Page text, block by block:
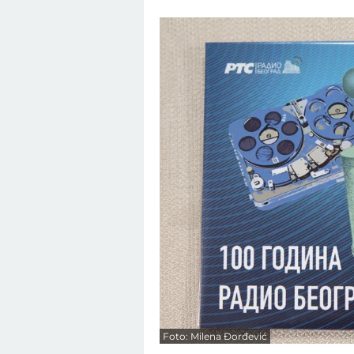
Foto: Milena Đorđević